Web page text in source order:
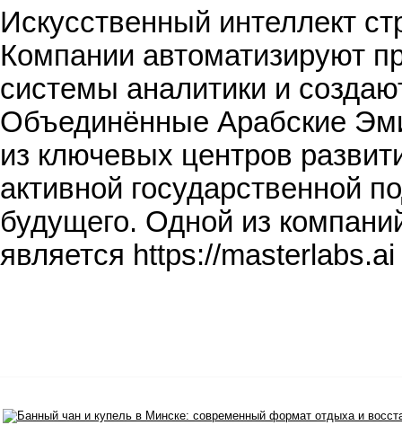
Искусственный интеллект
Компании автоматизируют
системы аналитики и
Объединённые Арабские
из ключевых центров
активной государственной
будущего. Одной из
является https://